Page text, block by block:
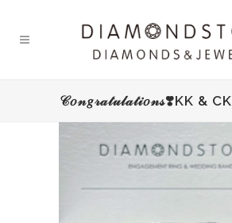
𝒞𝑜𝓃𝑔𝓇𝒶𝓉𝓊𝓁𝒶𝓉𝒾𝑜𝓃𝓈❣️KK & CK